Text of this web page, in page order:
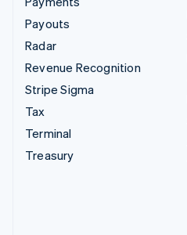
Payouts
Radar
Revenue Recognition
Stripe Sigma
Tax
Terminal
Treasury